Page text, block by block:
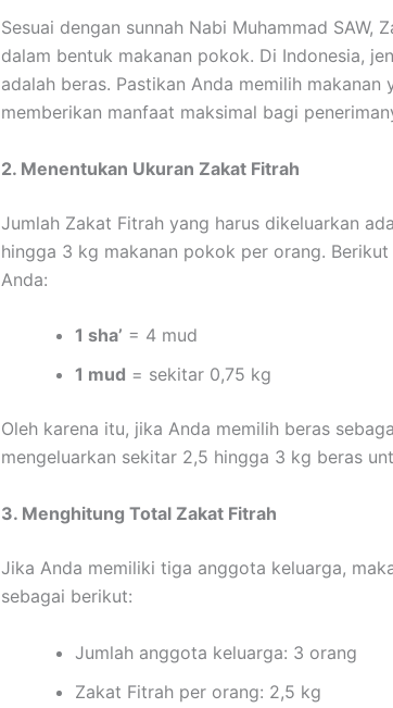
Sesuai dengan sunnah Nabi Muhammad SAW,
dalam bentuk makanan pokok. Di Indonesia,
adalah beras. Pastikan Anda memilih
memberikan manfaat maksimal bagi
2. Menentukan Ukuran Zakat Fitrah
Jumlah Zakat Fitrah yang harus dikeluarkan
hingga 3 kg makanan pokok per orang.
Anda:
1 sha’ = 4 mud
1 mud = sekitar 0,75 kg
Oleh karena itu, jika Anda memilih beras
mengeluarkan sekitar 2,5 hingga 3 kg beras
3. Menghitung Total Zakat Fitrah
Jika Anda memiliki tiga anggota keluarga,
sebagai berikut:
Jumlah anggota keluarga: 3 orang
Zakat Fitrah per orang: 2,5 kg